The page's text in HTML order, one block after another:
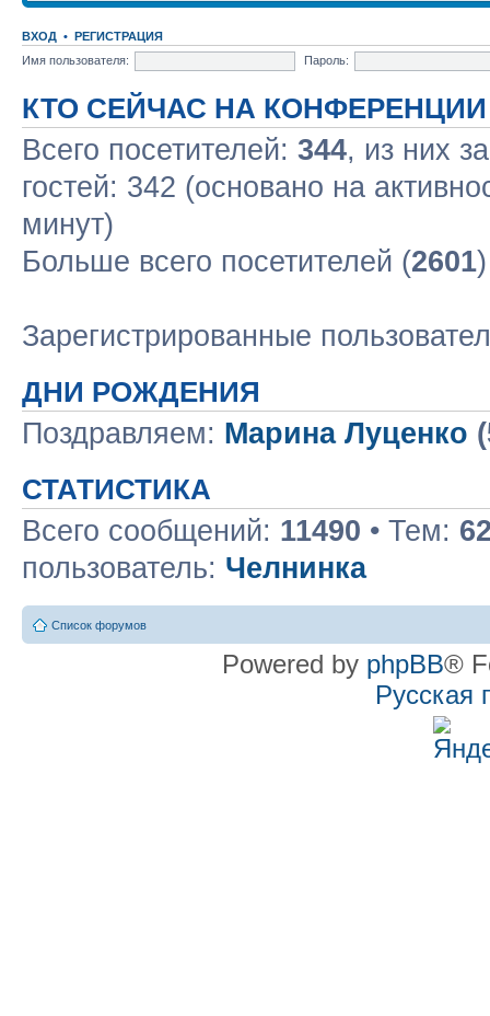
ВХОД • РЕГИСТРАЦИЯ
Имя пользователя:
Пароль:
КТО СЕЙЧАС НА КОНФЕРЕНЦИИ
Всего посетителей: 344, из них
гостей: 342 (основано на
минут)
Больше всего посетителей (2601
Зарегистрированные
ДНИ РОЖДЕНИЯ
Поздравляем: Марина Луценко
СТАТИСТИКА
Всего сообщений: 11490 • Тем:
пользователь: Челнинка
Список форумов
Powered by phpBB®
Русская